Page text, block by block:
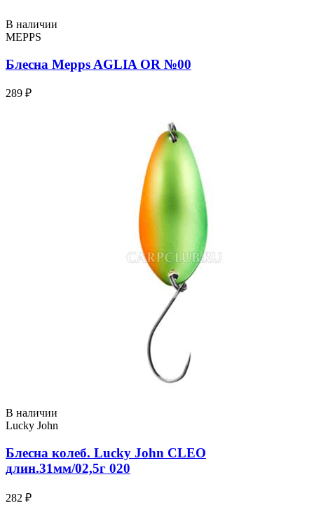
В наличии
MEPPS
Блесна Mepps AGLIA OR №00
289 ₽
В наличии
Lucky John
Блесна колеб. Lucky John CLEO
длин.31мм/02,5г 020
282 ₽